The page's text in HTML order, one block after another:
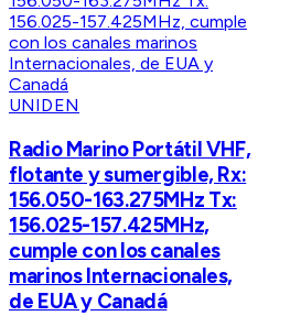
UNIDEN
Radio Marino Portátil VHF,
flotante y sumergible, Rx:
156.050-163.275MHz Tx:
156.025-157.425MHz,
cumple con los canales
marinos Internacionales,
de EUA y Canadá